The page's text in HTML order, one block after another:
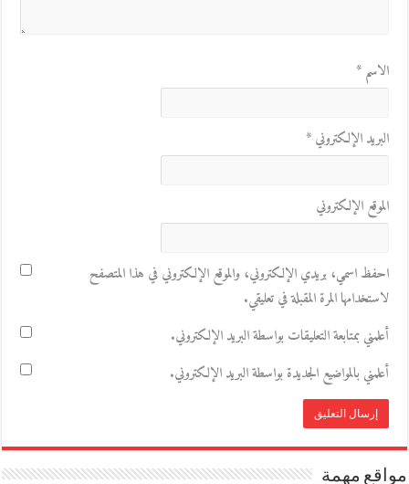
الاسم*
البريد الإلكتروني*
الموقع الإلكتروني
احفظ اسمي، بريدي الإلكتروني، والموقع الإلكتروني في هذا المتصفح
لاستخدامها المرة المقبلة في تعليقي.
أعلمني بمتابعة التعليقات بواسطة البريد الإلكتروني.
أعلمني بالمواضيع الجديدة بواسطة البريد الإلكتروني.
مواقع مهمة